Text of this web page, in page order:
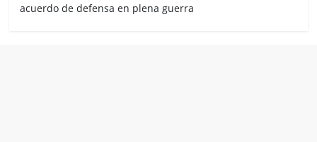
acuerdo de defensa en plena guerra